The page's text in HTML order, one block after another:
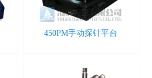
450PM手动探针平台